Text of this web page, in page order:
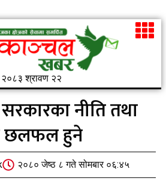
२०८३ श्रावण २२
सरकारका नीति तथा
छलफल हुने
२०८० जेष्ठ ८ गते सोमबार ०६:४५